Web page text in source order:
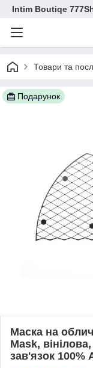
Intim Boutiqe
Товари та
Подарунок
Маска на
Mask,
зав'язок 100%